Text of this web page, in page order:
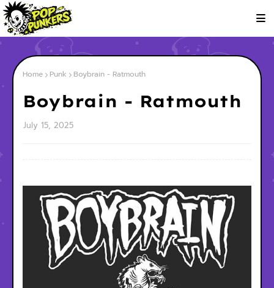
Home Punk Boybrain - Ratmouth
Boybrain - Ratmouth
July 15, 2025